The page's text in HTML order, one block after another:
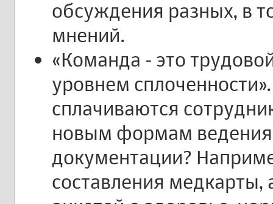
обсуждения разных, в
мнений.
«Команда - это
уровнем
сплачиваются
новым формам
документации?
составления медкарты,